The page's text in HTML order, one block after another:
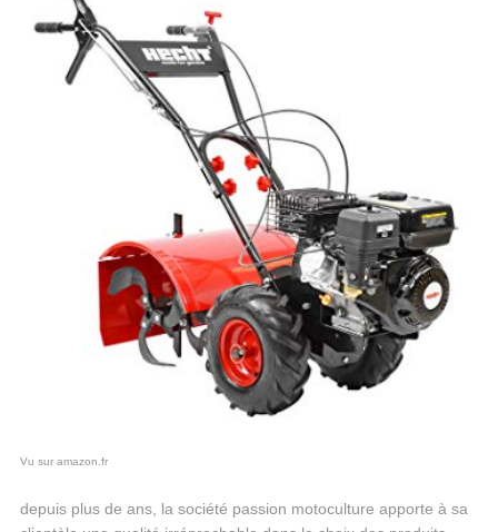
Vu sur amazon.fr
depuis plus de ans, la société passion motoculture apporte à sa